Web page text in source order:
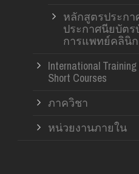
หลักสูตรประก
ประกาศนียบัต
การแพทย์คลินิก
International
Short Courses
ภาควิชา
หน่วยงานภายใน